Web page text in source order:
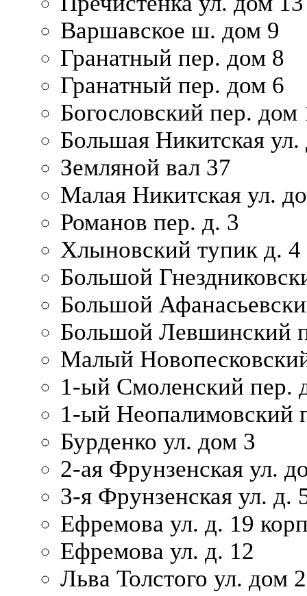
Варшавское ш. дом 9
Гранатный пер. дом 8
Гранатный пер. дом 6
Богословский пер.
Большая Никитская
Земляной вал 37
Малая Никитская ул.
Романов пер. д. 3
Хлыновский тупик д. 4
Большой
Большой
Большой Левшинский
Малый
1-ый Смоленский пер.
1-ый Неопалимовский
Бурденко ул. дом 3
2-ая Фрунзенская ул.
3-я Фрунзенская ул. д.
Ефремова ул. д. 19
Ефремова ул. д. 12
Льва Толстого ул. дом